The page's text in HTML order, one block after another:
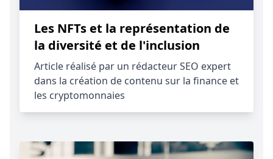
Les NFTs et la représentation de
la diversité et de l'inclusion
Article réalisé par un rédacteur SEO expert
dans la création de contenu sur la finance et
les cryptomonnaies